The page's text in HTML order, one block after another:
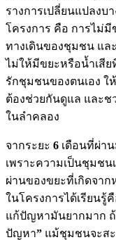
รางการเปลี่ยนแปลงบ
โครงการ คือ การไม่
ทางเดินของชุมชน แ
ไม่ให้มีขยะหรือน้ำเสี
รักชุมชนของตนเอง ใ
ต้องช่วยกันดูแล และช
ในลำคลอง
จากระยะ 6 เดือนที่ผ่า
เพราะความเป็นชุมช
ผ่านของขยะที่เกิดจา
ในโครงการได้เรียนรู้
แก้ปัญหามันยากมาก ถ้
ปัญหา” แม้ชุมชนจะส